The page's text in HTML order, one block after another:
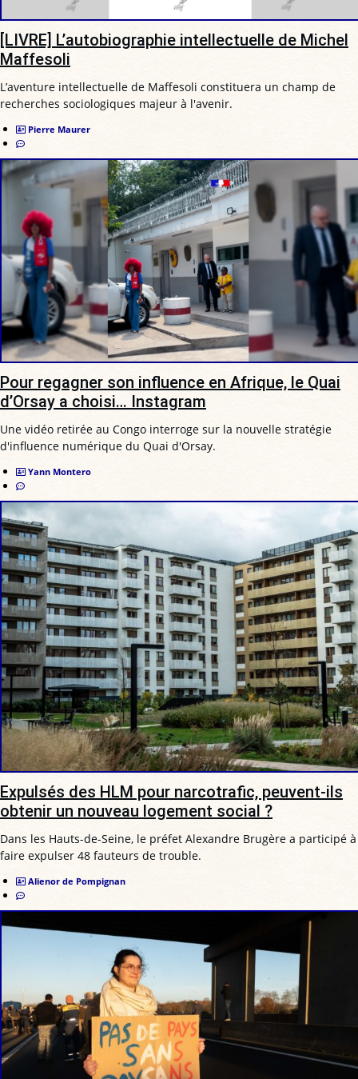
[LIVRE] L’autobiographie intellectuelle de Michel
Maffesoli
L’aventure intellectuelle de Maffesoli constituera un champ de
recherches sociologiques majeur à l'avenir.
Pierre Maurer
Pour regagner son influence en Afrique, le Quai
d’Orsay a choisi… Instagram
Une vidéo retirée au Congo interroge sur la nouvelle stratégie
d'influence numérique du Quai d'Orsay.
Yann Montero
Expulsés des HLM pour narcotrafic, peuvent-ils
obtenir un nouveau logement social ?
Dans les Hauts-de-Seine, le préfet Alexandre Brugère a participé à
faire expulser 48 fauteurs de trouble.
Alienor de Pompignan